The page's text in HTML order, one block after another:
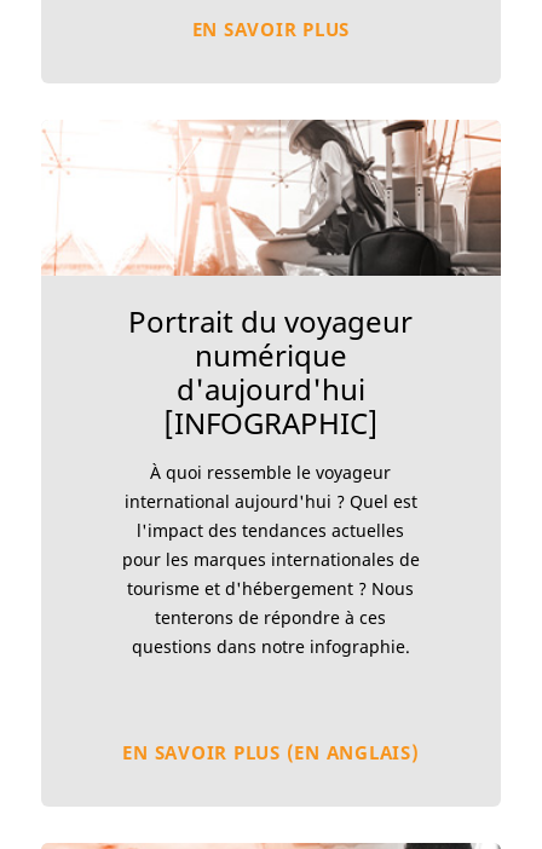
EN SAVOIR PLUS
Portrait du voyageur
numérique
d'aujourd'hui
[INFOGRAPHIC]
À quoi ressemble le voyageur
international aujourd'hui ? Quel est
l'impact des tendances actuelles
pour les marques internationales de
tourisme et d'hébergement ? Nous
tenterons de répondre à ces
questions dans notre infographie.
EN SAVOIR PLUS (EN ANGLAIS)